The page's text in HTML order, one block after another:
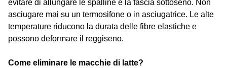
evitare di allungare le spalline e la fascia sottoseno. Non
asciugare mai su un termosifone o in asciugatrice. Le alte
temperature riducono la durata delle fibre elastiche e
possono deformare il reggiseno.
Come eliminare le macchie di latte?